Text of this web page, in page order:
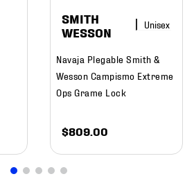
SMITH
WESSON
Navaja Plegable Smith &
Wesson Campismo Extreme
Ops Grame Lock
$809 00